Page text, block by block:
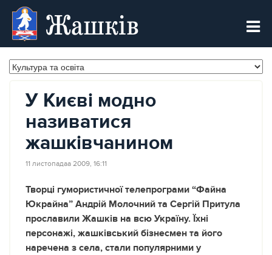
Жашків
У Києві модно
називатися
жашківчанином
11 листопадаа 2009, 16:11
Творці гумористичної телепрограми “Файна
Юкрайна” Андрій Молочний та Сергій Притула
прославили Жашків на всю Україну. Їхні
персонажі, жашківський бізнесмен та його
наречена з села, стали популярними у